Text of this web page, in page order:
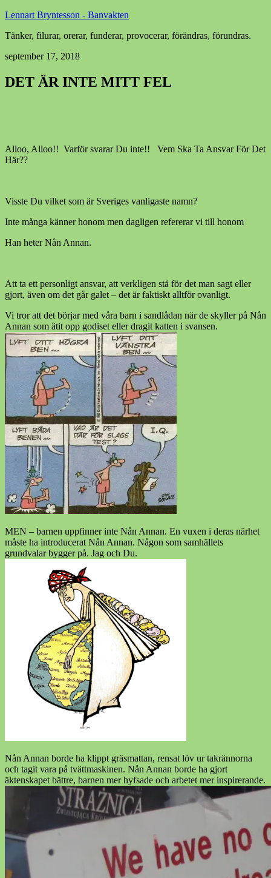
Lennart Bryntesson - Banvakten
Tänker, filurar, orerar, funderar, provocerar, förändras, förundras.
september 17, 2018
DET ÄR INTE MITT FEL
Alloo, Alloo!! Varför svarar Du inte!! Vem Ska Ta Ansvar För Det
Här??
Visste Du vilket som är Sveriges vanligaste namn?
Inte många känner honom men dagligen refererar vi till honom
Han heter Nån Annan.
Att ta ett personligt ansvar, att verkligen stå för det man sagt eller
gjort, även om det går galet – det är faktiskt alltför ovanligt.
Vi tror att det börjar med våra barn i sandlådan när de skyller på Nån
Annan som ätit opp godiset eller dragit katten i svansen.
MEN – barnen uppfinner inte Nån Annan. En vuxen i deras närhet
måste ha introducerat Nån Annan. Någon som samhällets
grundvalar bygger på. Jag och Du.
Nån Annan borde ha klippt gräsmattan, rensat löv ur takrännorna
och tagit vara på tvättmaskinen. Nån Annan borde ha gjort
äktenskapet bättre, barnen mer hyfsade och arbetet mer inspirerande.